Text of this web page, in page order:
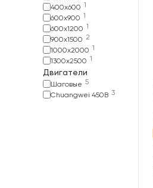
400х600 1
600х900 1
600х1200 1
900х1500 2
1000х2000 1
1300х2500 1
Двигатели
Шаговые 5
Chuangwei 450B 3